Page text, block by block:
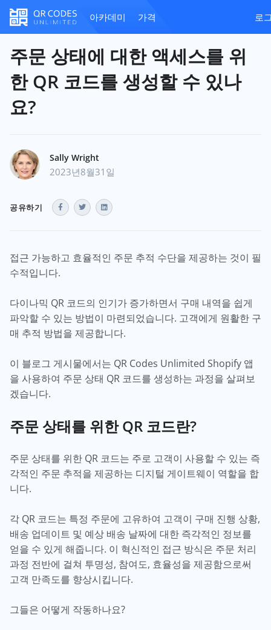
아카데미 가격 로
주문 상태에 대한 액세스를 위
한 QR 코드를 생성할 수 있나
요?
Sally Wright
2023년8월31일
공유하기
접근 가능하고 효율적인 주문 추적 수단을 제공하는 것이 필
수적입니다.
다이나믹 QR 코드의 인기가 증가하면서 구매 내역을 쉽게
파악할 수 있는 방법이 마련되었습니다. 고객에게 원활한 구
매 추적 방법을 제공합니다.
이 블로그 게시물에서는 QR Codes Unlimited Shopify 앱
을 사용하여 주문 상태 QR 코드를 생성하는 과정을 살펴보
겠습니다.
주문 상태를 위한 QR 코드란?
주문 상태를 위한 QR 코드는 주로 고객이 사용할 수 있는 즉
각적인 주문 추적을 제공하는 디지털 게이트웨이 역할을 합
니다.
각 QR 코드는 특정 주문에 고유하여 고객이 구매 진행 상황,
배송 업데이트 및 예상 배송 날짜에 대한 즉각적인 정보를
얻을 수 있게 해줍니다. 이 혁신적인 접근 방식은 주문 처리
과정 전반에 걸쳐 투명성, 참여도, 효율성을 제공함으로써
고객 만족도를 향상시킵니다.
그들은 어떻게 작동하나요?